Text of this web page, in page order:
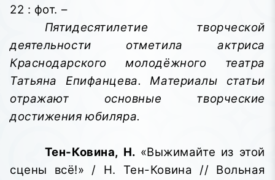
22 : фот. –
Пятидесятилетие творческой
деятельности отметила актриса
Краснодарского молодёжного театра
Татьяна Епифанцева. Материалы статьи
отражают основные творческие
достижения юбиляра.
Тен-Ковина, Н. «Выжимайте из этой
сцены всё!» / Н. Тен-Ковина // Вольная